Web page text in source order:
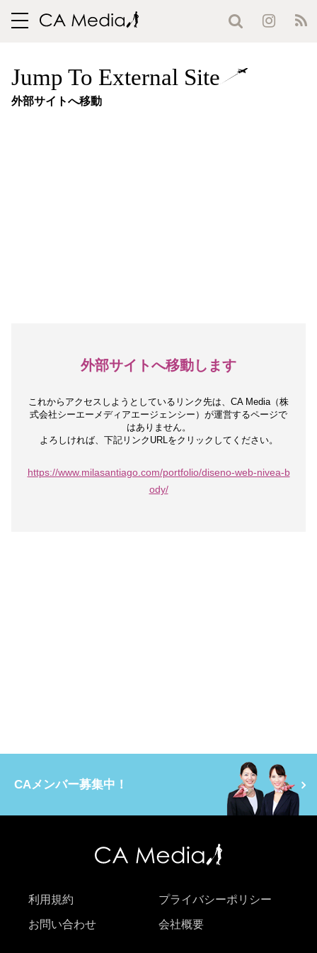
toggle
Jump To External Site
外部サイトへ移動
外部サイトへ移動します
これからアクセスしようとしているリンク先は、 CA Media（株
式会社シーエーメディアエージェンシー）が運営するページで
はありません。
よろしければ、下記リンクURLをクリックしてください。
https://www.milasantiago.com/portfolio/diseno-web-nivea-b
ody/
CAメンバー募集中！
利用規約 プライバシーポリシー
お問い合わせ 会社概要